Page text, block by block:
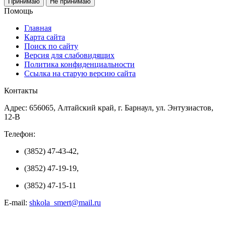
Помощь
Главная
Карта сайта
Поиск по сайту
Версия для слабовидящих
Политика конфиденциальности
Ссылка на старую версию сайта
Контакты
Адрес: 656065, Алтайский край, г. Барнаул, ул. Энтузиастов,
12-В
Телефон:
(3852) 47-43-42,
(3852) 47-19-19,
(3852) 47-15-11
E-mail: shkola_smert@mail.ru